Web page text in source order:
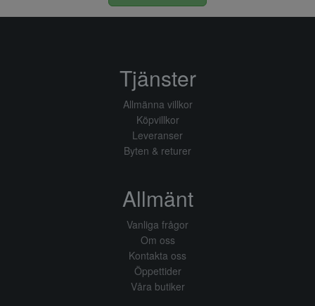
Tjänster
Allmänna villkor
Köpvillkor
Leveranser
Byten & returer
Allmänt
Vanliga frågor
Om oss
Kontakta oss
Öppettider
Våra butiker